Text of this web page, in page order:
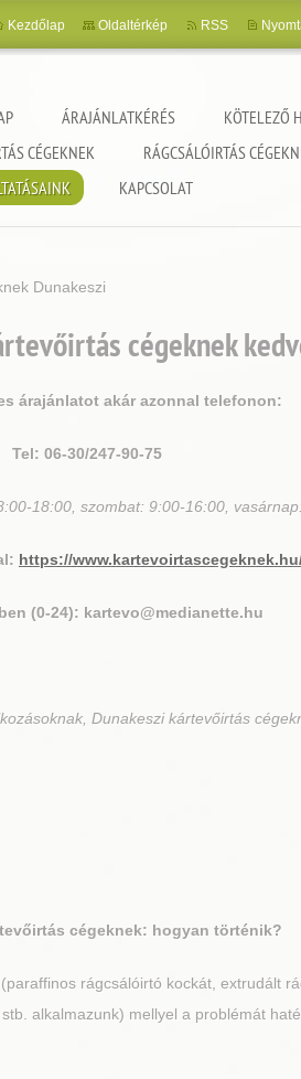
ÁRAJÁNLATKÉRÉS
KÖTELEZŐ
CÉGEKNEK
RÁGCSÁLÓIRTÁS
KAPCSOLAT
Kezdőlap Oldaltérkép RSS
Dunakeszi
cégeknek
árajánlatot akár azonnal telefonon:
Tel: 06-30/247-90-75
18:00, szombat: 9:00-16:00,
https://
(0-24): kartevo@medianette.hu
Dunakeszi kártevőirtás
cégeknek: hogyan történik?
rágcsálóirtó kockát, extrudált
alkalmazunk) mellyel a problémát